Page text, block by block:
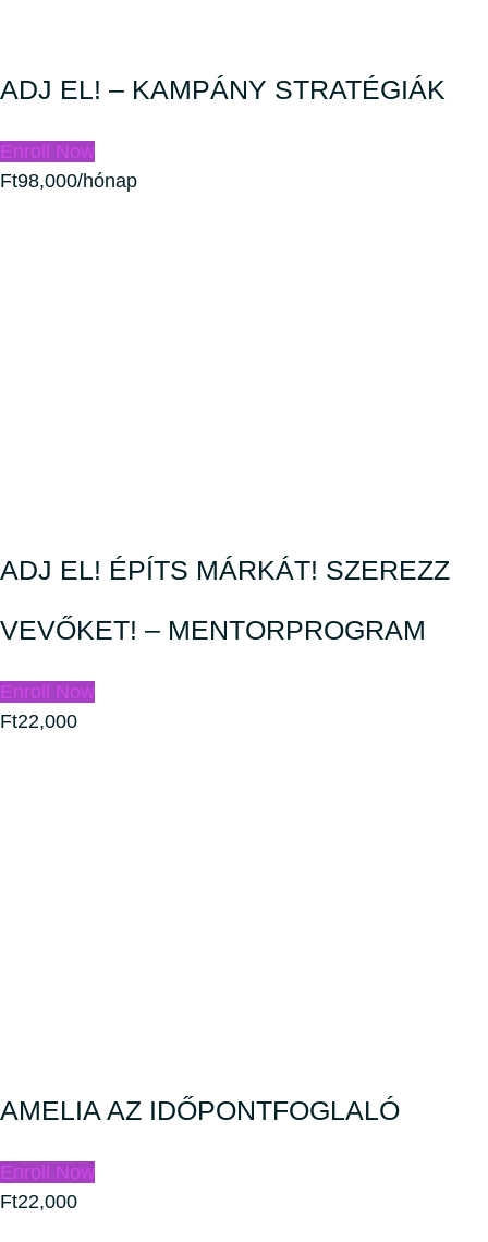
ADJ EL! – KAMPÁNY STRATÉGIÁK
Enroll Now
Ft98,000/hónap
ADJ EL! ÉPÍTS MÁRKÁT! SZEREZZ
VEVŐKET! – MENTORPROGRAM
Enroll Now
Ft22,000
AMELIA AZ IDŐPONTFOGLALÓ
Enroll Now
Ft22,000